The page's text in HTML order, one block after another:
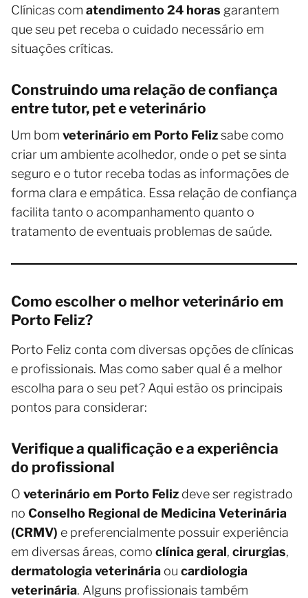
Clínicas com atendimento 24 horas garantem
que seu pet receba o cuidado necessário em
situações críticas.
Construindo uma relação de confiança
entre tutor, pet e veterinário
Um bom veterinário em Porto Felizsabe como
criar um ambiente acolhedor, onde o pet se sinta
seguro e o tutor receba todas as informações de
forma clara e empática. Essa relação de confiança
facilita tanto o acompanhamento quanto o
tratamento de eventuais problemas de saúde.
Como escolher o melhor veterinário em
Porto Feliz?
Porto Feliz conta com diversas opções de clínicas
e profissionais. Mas como saber qual é a melhor
escolha para o seu pet? Aqui estão os principais
pontos para considerar:
Verifique a qualificação e a experiência
do profissional
O veterinário em Porto Feliz deve ser registrado
no Conselho Regional de Medicina Veterinária
(CRMV) e preferencialmente possuir experiência
em diversas áreas, como clínica geral, cirurgias,
dermatologia veterinária ou cardiologia
veterinária. Alguns profissionais também